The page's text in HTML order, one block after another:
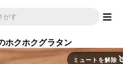
ホクホクグラタン
ミュートを解除